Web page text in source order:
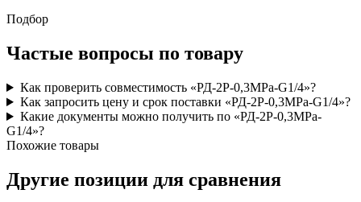
Подбор
Частые вопросы по товару
Как проверить совместимость «РД-2Р-0,3MPa-G1/4»?
Как запросить цену и срок поставки «РД-2Р-0,3MPa-G1/4»?
Какие документы можно получить по «РД-2Р-0,3MPa-
G1/4»?
Похожие товары
Другие позиции для сравнения